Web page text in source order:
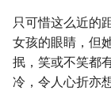
只可惜这么近的
女孩的眼睛，但
抿，笑或不笑都
冷，令人心折亦